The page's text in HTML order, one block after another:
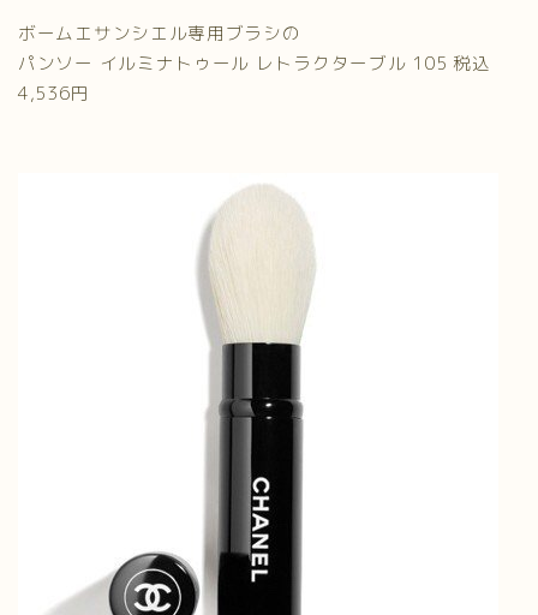
ボームエサンシエル専用ブラシの
パンソー イルミナトゥール レトラクターブル 105 税込
4,536円